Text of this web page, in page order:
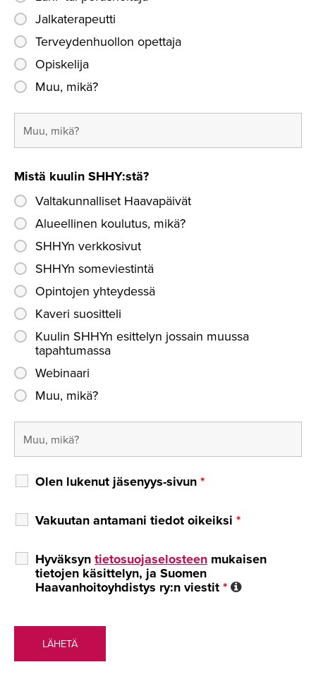
Jalkaterapeutti
Terveydenhuollon opettaja
Opiskelija
Muu, mikä?
Mistä kuulin SHHY:stä?
Valtakunnalliset Haavapäivät
Alueellinen koulutus, mikä?
SHHYn verkkosivut
SHHYn someviestintä
Opintojen yhteydessä
Kaveri suositteli
Kuulin SHHYn esittelyn jossain muussa
tapahtumassa
Webinaari
Muu, mikä?
Olen lukenut jäsenyys-sivun*
Vakuutan antamani tiedot oikeiksi *
Hyväksyntietosuojaselosteen mukaisen
tietojen käsittelyn, ja Suomen
Haavanhoitoyhdistys ry:n viestit*